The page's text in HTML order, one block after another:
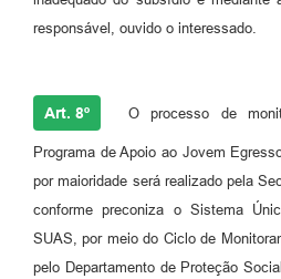
responsável, ouvido o interessado.
Art. 8º O processo de
Programa de Apoio ao Jovem
por maioridade será realizado pela
conforme preconiza o Sistema
SUAS, por meio do Ciclo de
pelo Departamento de Proteção